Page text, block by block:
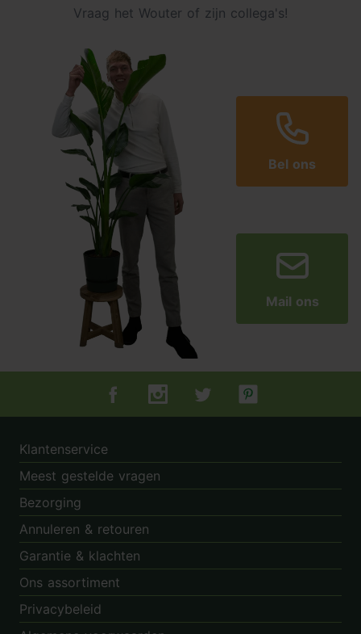
Vraag het Wouter of zijn collega's!
Bel ons
Mail ons
Tuincentrum.nl op Facebook
Tuincentrum.nl op Instagram
Tuincentrum.nl op Twitter
Tuincentrum.nl op
Klantenservice
Meest gestelde vragen
Bezorging
Annuleren & retouren
Garantie & klachten
Ons assortiment
Privacybeleid